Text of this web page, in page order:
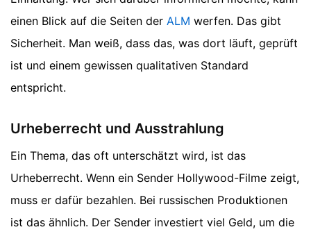
einen Blick auf die Seiten der ALM werfen. Das gibt
Sicherheit. Man weiß, dass das, was dort läuft, geprüft
ist und einem gewissen qualitativen Standard
entspricht.
Urheberrecht und Ausstrahlung
Ein Thema, das oft unterschätzt wird, ist das
Urheberrecht. Wenn ein Sender Hollywood-Filme zeigt,
muss er dafür bezahlen. Bei russischen Produktionen
ist das ähnlich. Der Sender investiert viel Geld, um die